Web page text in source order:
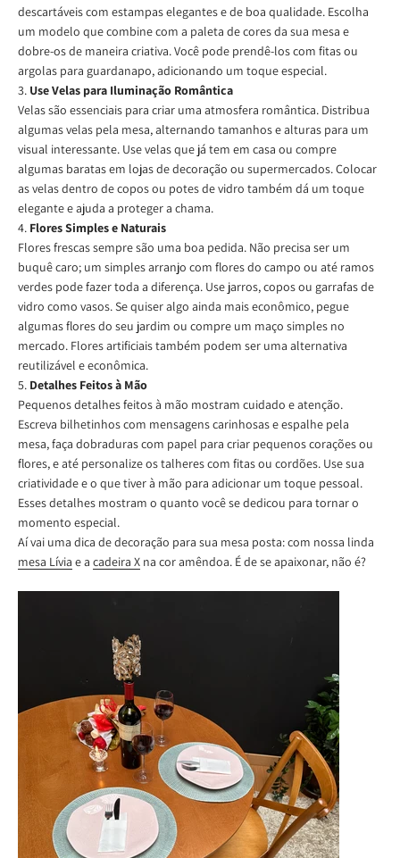
descartáveis com estampas elegantes e de boa qualidade. Escolha
um modelo que combine com a paleta de cores da sua mesa e
dobre-os de maneira criativa. Você pode prendê-los com fitas ou
argolas para guardanapo, adicionando um toque especial.
3. Use Velas para Iluminação Romântica
Velas são essenciais para criar uma atmosfera romântica. Distribua
algumas velas pela mesa, alternando tamanhos e alturas para um
visual interessante. Use velas que já tem em casa ou compre
algumas baratas em lojas de decoração ou supermercados. Colocar
as velas dentro de copos ou potes de vidro também dá um toque
elegante e ajuda a proteger a chama.
4. Flores Simples e Naturais
Flores frescas sempre são uma boa pedida. Não precisa ser um
buquê caro; um simples arranjo com flores do campo ou até ramos
verdes pode fazer toda a diferença. Use jarros, copos ou garrafas de
vidro como vasos. Se quiser algo ainda mais econômico, pegue
algumas flores do seu jardim ou compre um maço simples no
mercado. Flores artificiais também podem ser uma alternativa
reutilizável e econômica.
5. Detalhes Feitos à Mão
Pequenos detalhes feitos à mão mostram cuidado e atenção.
Escreva bilhetinhos com mensagens carinhosas e espalhe pela
mesa, faça dobraduras com papel para criar pequenos corações ou
flores, e até personalize os talheres com fitas ou cordões. Use sua
criatividade e o que tiver à mão para adicionar um toque pessoal.
Esses detalhes mostram o quanto você se dedicou para tornar o
momento especial.
Aí vai uma dica de decoração para sua mesa posta: com nossa linda
mesa Lívia e a cadeira X na cor amêndoa. É de se apaixonar, não é?